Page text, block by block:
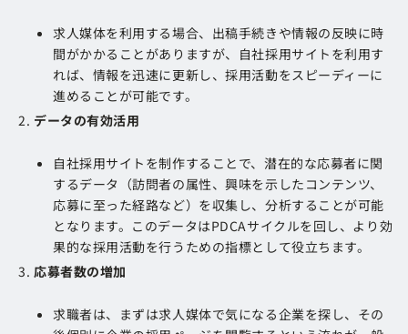
求人媒体を利用する場合、出稿手続きや情報の反映に時
間がかかることがありますが、自社採用サイトを利用す
れば、情報を迅速に更新し、採用活動をスピーディーに
進めることが可能です​​。
データの有効活用
自社採用サイトを制作することで、潜在的な応募者に関
するデータ（訪問者の属性、興味を示したコンテンツ、
応募に至った経路など）を収集し、分析することが可能
となります。このデータはPDCAサイクルを回し、より効
果的な採用活動を行うための指標として役立ちます​​。
応募者数の増加
求職者は、まずは求人媒体で気になる企業を探し、その